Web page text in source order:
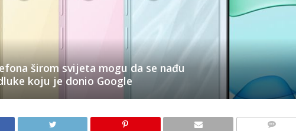
širom svijeta mogu da se nađu
koju je donio Google